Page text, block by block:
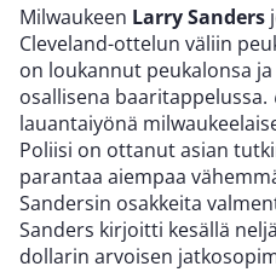
Milwaukeen Larry Sanders
Cleveland-ottelun väliin
on loukannut peukalonsa
osallisena baaritappelussa.
lauantaiyönä
Poliisi on ottanut asian
parantaa aiempaa
Sandersin osakkeita
Sanders kirjoitti kesällä
dollarin arvoisen